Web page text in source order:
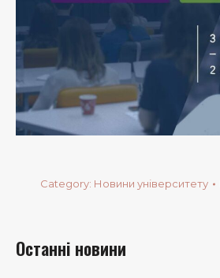
Category: Новини університету
Останні новини